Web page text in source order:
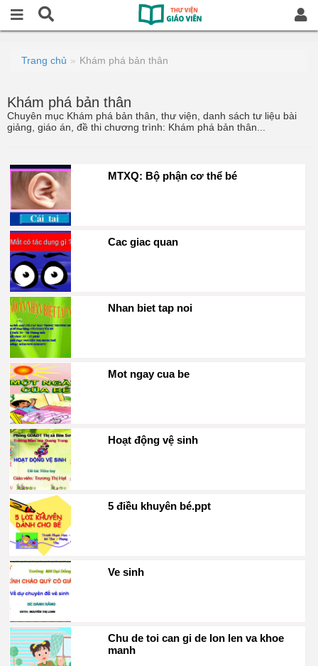
Trang chủ Khám phá bản thân
Khám phá bản thân
Chuyên mục Khám phá bản thân, thư viện, danh sách tư liệu bài
giảng, giáo án, đề thi chương trình: Khám phá bản thân...
MTXQ: Bộ phận cơ thể bé
Cac giac quan
Nhan biet tap noi
Mot ngay cua be
Hoạt động vệ sinh
5 điều khuyên bé.ppt
Ve sinh
Chu de toi can gi de lon len va khoe
manh